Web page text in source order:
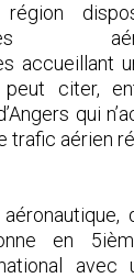
accueillant
citer,
qui
trafic aérien
aéronautique,
en
national